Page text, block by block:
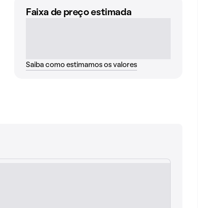
Faixa de preço estimada
Saiba como estimamos os valores